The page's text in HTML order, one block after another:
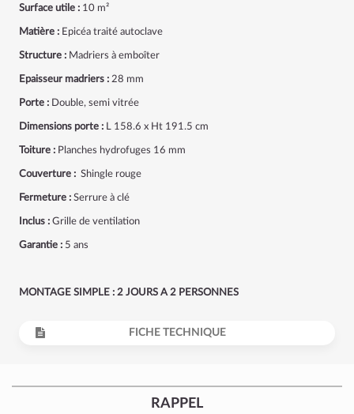
Surface utile : 10 m²
Matière : Epicéa traité autoclave
Structure : Madriers à emboîter
Epaisseur madriers : 28 mm
Porte : Double, semi vitrée
Dimensions porte : L 158.6 x Ht 191.5 cm
Toiture : Planches hydrofuges 16 mm
Couverture : Shingle rouge
Fermeture : Serrure à clé
Inclus : Grille de ventilation
Garantie : 5 ans
MONTAGE SIMPLE : 2 JOURS A 2 PERSONNES
FICHE TECHNIQUE
RAPPEL